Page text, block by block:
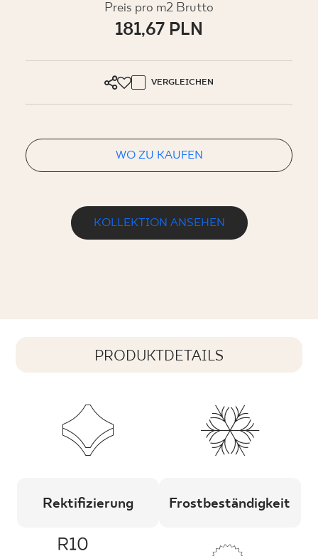
EN SK DE UK
Preis pro m2 Brutto
181,67 PLN
VERGLEICHEN
WO ZU KAUFEN
KOLLEKTION ANSEHEN
PRODUKTDETAILS
Rektifizierung Frostbeständigkeit